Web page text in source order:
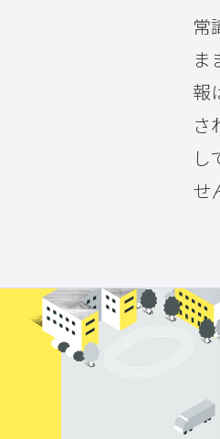
常
ま
報
さ
し
せ